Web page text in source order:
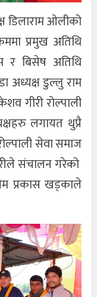
डिलाराम ओलीको
प्रमुख अतिथि
र बिसेष अतिथि
अध्यक्ष डुल्लु राम
गीरी रोल्पाली
लगायत थुप्रै
सेवा समाज
संचालन गरेको
प्रकास खड्काले